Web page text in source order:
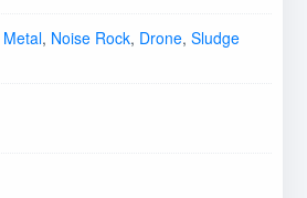
, Noise Rock, Drone, Sludge